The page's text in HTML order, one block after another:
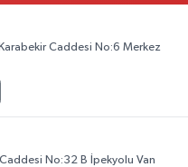
Karabekir Caddesi No:6 Merkez
No:32 B İpekyolu Van